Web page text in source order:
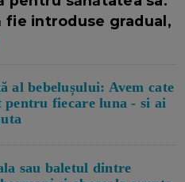
fie introduse gradual,
al bebelușului: Avem cate
fiecare luna - si ai
sau baletul dintre